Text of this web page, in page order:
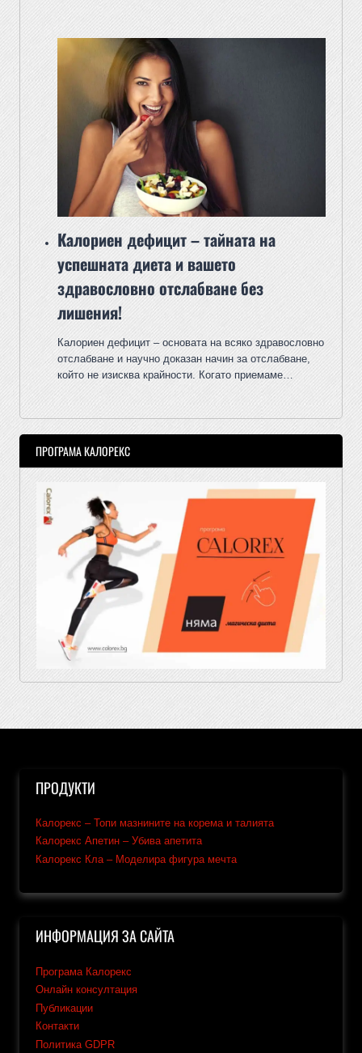
Калориен дефицит – тайната на
успешната диета и вашето
здравословно отслабване без
лишения!
Калориен дефицит – основата на всяко здравословно
отслабване и научно доказан начин за отслабване,
който не изисква крайности. Когато приемаме…
ПРОГРАМА КАЛОРЕКС
ПРОДУКТИ
Калорекс – Топи мазнините на корема и талията
Калорекс Апетин – Убива апетита
Калорекс Кла – Моделира фигура мечта
ИНФОРМАЦИЯ ЗА САЙТА
Програма Калорекс
Онлайн консултация
Публикации
Контакти
Политика GDPR